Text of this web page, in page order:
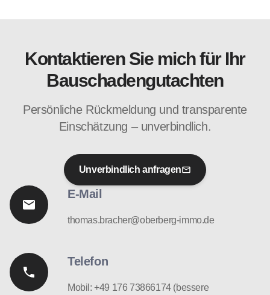
Kontaktieren Sie mich für Ihr
Bauschadengutachten
Persönliche Rückmeldung und transparente
Einschätzung – unverbindlich.
Unverbindlich anfragen
E-Mail
thomas.bracher@oberberg-immo.de
Telefon
Mobil: +49 176 73866174 (bessere